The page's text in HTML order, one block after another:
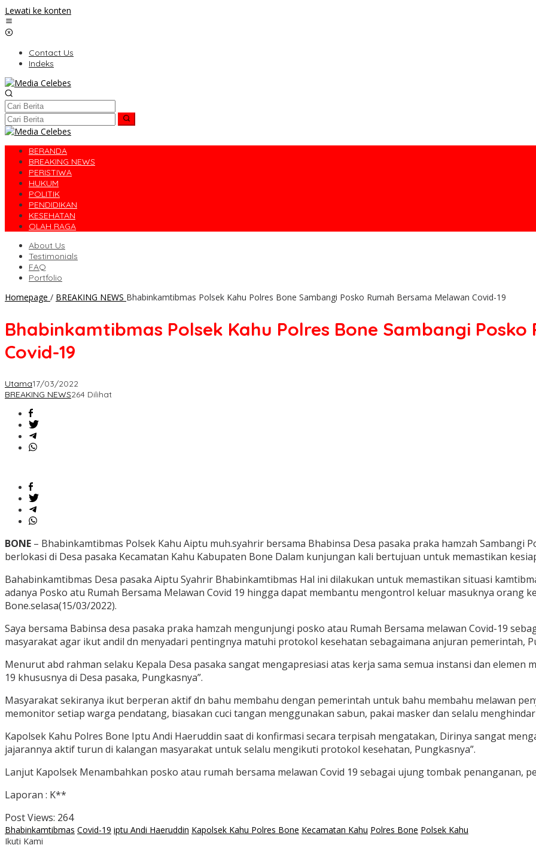
Lewati ke konten
Contact Us
Indeks
BERANDA
BREAKING NEWS
PERISTIWA
HUKUM
POLITIK
PENDIDIKAN
KESEHATAN
OLAH RAGA
About Us
Testimonials
FAQ
Portfolio
Homepage / BREAKING NEWS Bhabinkamtibmas Polsek Kahu Polres Bone Sambangi Posko Rumah Bersama Melawan Covid-19
Bhabinkamtibmas Polsek Kahu Polres Bone Sambangi
Covid-19
Utama17/03/2022
BREAKING NEWS264 Dilihat
BONE – Bhabinkamtibmas Polsek Kahu Aiptu muh.syahrir bersama Bhabinsa Desa pasaka praka hamzah Sambangi
berlokasi di Desa pasaka Kecamatan Kahu Kabupaten Bone Dalam kunjungan kali bertujuan untuk memastikan
Bahabinkamtibmas Desa pasaka Aiptu Syahrir Bhabinkamtibmas Hal ini dilakukan untuk memastikan situasi
adanya Posko atu Rumah Bersama Melawan Covid 19 hingga dapat membantu mengontrol keluar masuknya orang
Bone.selasa(15/03/2022).
Saya bersama Babinsa desa pasaka praka hamzah mengunjungi posko atau Rumah Bersama melawan Covid-19
masyarakat agar ikut andil dn menyadari pentingnya matuhi protokol kesehatan sebagaimana anjuran pemerintah,
Menurut abd rahman selaku Kepala Desa pasaka sangat mengapresiasi atas kerja sama semua instansi dan elemen
19 khususnya di Desa pasaka, Pungkasnya”.
Masyarakat sekiranya ikut berperan aktif dn bahu membahu dengan pemerintah untuk bahu membahu melawan
memonitor setiap warga pendatang, biasakan cuci tangan menggunakan sabun, pakai masker dan selalu
Kapolsek Kahu Polres Bone Iptu Andi Haeruddin saat di konfirmasi secara terpisah mengatakan, Dirinya sangat
jajarannya aktif turun di kalangan masyarakat untuk selalu mengikuti protokol kesehatan, Pungkasnya”.
Lanjut Kapolsek Menambahkan posko atau rumah bersama melawan Covid 19 sebagai ujung tombak penanganan,
Laporan : K**
Post Views: 264
Bhabinkamtibmas Covid-19 iptu Andi Haeruddin Kapolsek Kahu Polres Bone Kecamatan Kahu Polres Bone Polsek Kahu
Ikuti Kami